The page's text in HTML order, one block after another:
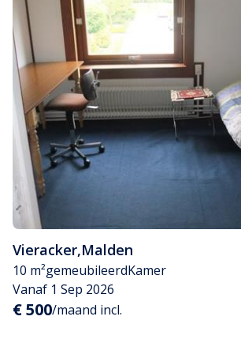
Vieracker,Malden
10 m²gemeubileerdKamer
Vanaf 1 Sep 2026
€ 500/maand incl.